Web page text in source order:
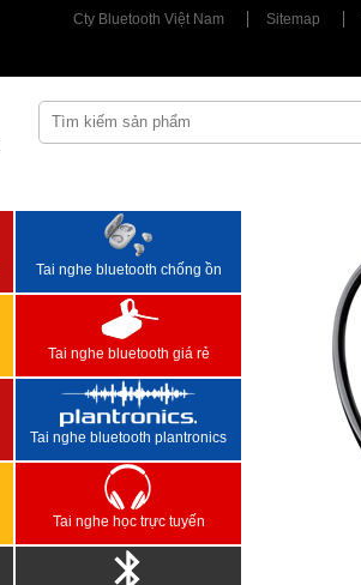
Cty Bluetooth Việt Nam Sitemap
Tai nghe bluetooth chống ồn
Tai nghe bluetooth giá rẻ
Tai nghe bluetooth plantronics
Tai nghe học trực tuyến